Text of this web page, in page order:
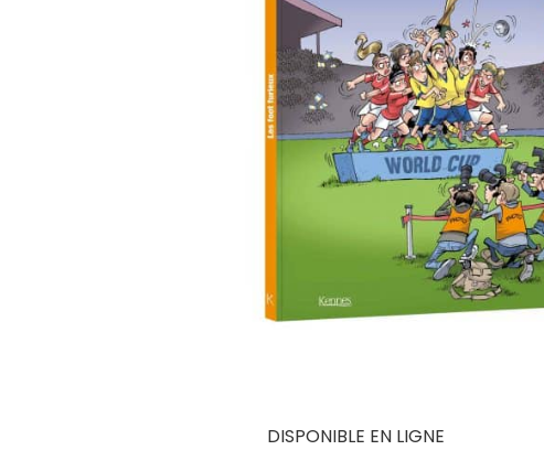
DISPONIBLE EN LIGNE